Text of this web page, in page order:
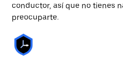
conductor, así que no tienes
preocuparte.